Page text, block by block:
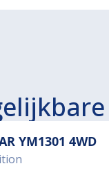
YM1301 4WD